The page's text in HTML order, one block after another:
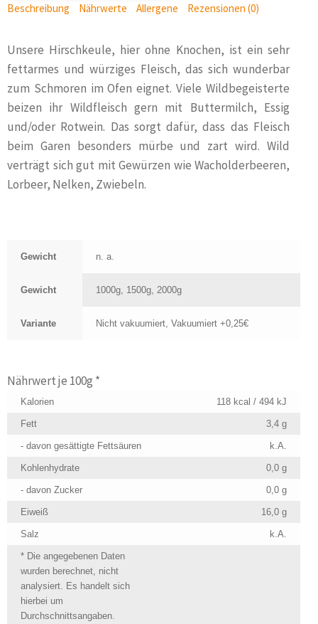
Beschreibung Nährwerte Allergene Rezensionen (0)
Unsere Hirschkeule, hier ohne Knochen, ist ein sehr
fettarmes und würziges Fleisch, das sich wunderbar
zum Schmoren im Ofen eignet. Viele Wildbegeisterte
beizen ihr Wildfleisch gern mit Buttermilch, Essig
und/oder Rotwein. Das sorgt dafür, dass das Fleisch
beim Garen besonders mürbe und zart wird. Wild
verträgt sich gut mit Gewürzen wie Wacholderbeeren,
Lorbeer, Nelken, Zwiebeln.
Gewicht n. a.
Gewicht 1000g, 1500g, 2000g
Variante Nicht vakuumiert, Vakuumiert +0,25€
Nährwert je 100g *
Kalorien 118 kcal / 494 kJ
Fett 3,4 g
- davon gesättigte Fettsäuren k.A.
Kohlenhydrate 0,0 g
- davon Zucker 0,0 g
Eiweiß 16,0 g
Salz k.A.
* Die angegebenen Daten
wurden berechnet, nicht
analysiert. Es handelt sich
hierbei um
Durchschnittsangaben.